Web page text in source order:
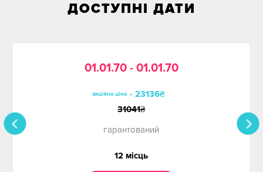
ДОСТУПНІ ДАТИ
01.01.70 - 01.01.70
акційна ціна - 23136₴
31041₴
гарантований
12 місць